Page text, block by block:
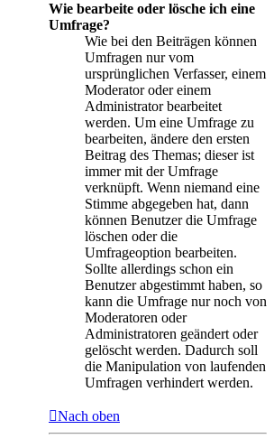
Wie bearbeite oder lösche ich eine
Umfrage?
Wie bei den Beiträgen können
Umfragen nur vom
ursprünglichen Verfasser, einem
Moderator oder einem
Administrator bearbeitet
werden. Um eine Umfrage zu
bearbeiten, ändere den ersten
Beitrag des Themas; dieser ist
immer mit der Umfrage
verknüpft. Wenn niemand eine
Stimme abgegeben hat, dann
können Benutzer die Umfrage
löschen oder die
Umfrageoption bearbeiten.
Sollte allerdings schon ein
Benutzer abgestimmt haben, so
kann die Umfrage nur noch von
Moderatoren oder
Administratoren geändert oder
gelöscht werden. Dadurch soll
die Manipulation von laufenden
Umfragen verhindert werden.
Nach oben